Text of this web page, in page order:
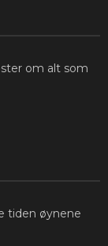
om alt som
tiden øynene